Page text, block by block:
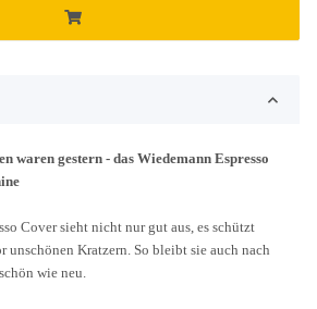
waren gestern - das Wiedemann Espresso
Cover sieht nicht nur gut aus, es schützt
unschönen Kratzern. So bleibt sie auch nach
wie neu.